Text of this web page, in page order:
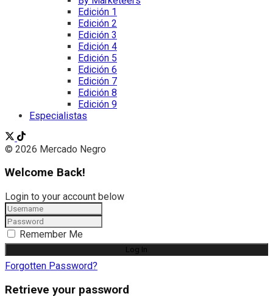
Edición 1
Edición 2
Edición 3
Edición 4
Edición 5
Edición 6
Edición 7
Edición 8
Edición 9
Especialistas
© 2026 Mercado Negro
Welcome Back!
Login to your account below
Remember Me
Forgotten Password?
Retrieve your password